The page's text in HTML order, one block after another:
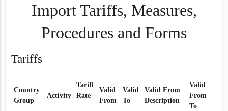
Import Tariffs, Measures,
Procedures and Forms
Tariffs
Country
Group
Activity
Tariff
Rate
Valid
From
Valid
To
Valid From
Description
Valid
From
To